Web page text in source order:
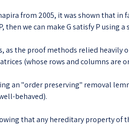
from 2005, it was shown that
then we can make G satisfy P
the proof methods relied heavily
(whose rows and columns are
an "order preserving" removal
behaved).
that any hereditary property of